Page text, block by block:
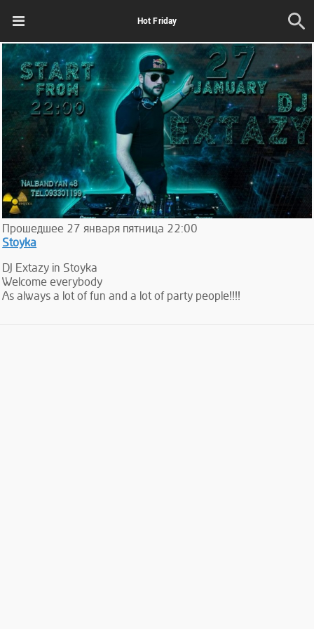
Hot Friday
Прошедшее 27 января пятница 22:00
Stoyka
DJ Extazy in Stoyka
Welcome everybody
As always a lot of fun and a lot of party people!!!!